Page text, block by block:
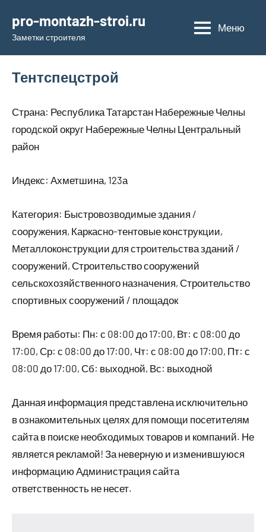
содержимому
pro-montazh-stroi.ru
Заметки строителя
Меню
Тентспецстрой
Страна: Республика Татарстан Набережные Челны
городской округ Набережные Челны Центральный
район
Индекс: Ахметшина, 123а
Категория: Быстровозводимые здания /
сооружения, Каркасно-тентовые конструкции,
Металлоконструкции для строительства зданий /
сооружений, Строительство сооружений
сельскохозяйственного назначения, Строительство
спортивных сооружений / площадок
Время работы: Пн: с 08:00 до 17:00, Вт: с 08:00 до
17:00, Ср: с 08:00 до 17:00, Чт: с 08:00 до 17:00, Пт: с
08:00 до 17:00, Сб: выходной, Вс: выходной
Данная информация представлена исключительно
в ознакомительных целях для помощи посетителям
сайта в поиске необходимых товаров и компаний. Не
является рекламой! За неверную и изменившуюся
информацию Администрация сайта
ответственность не несет.